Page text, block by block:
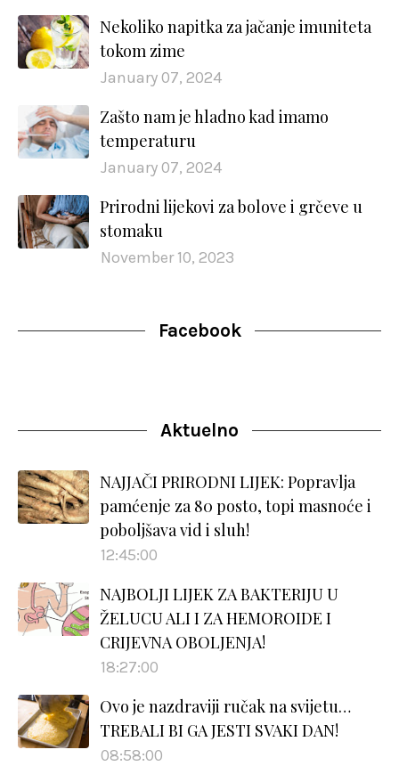
Nekoliko napitka za jačanje imuniteta
tokom zime
January 07, 2024
Zašto nam je hladno kad imamo
temperaturu
January 07, 2024
Prirodni lijekovi za bolove i grčeve u
stomaku
November 10, 2023
Facebook
Aktuelno
NAJJAČI PRIRODNI LIJEK: Popravlja
pamćenje za 80 posto, topi masnoće i
poboljšava vid i sluh!
12:45:00
NAJBOLJI LIJEK ZA BAKTERIJU U
ŽELUCU ALI I ZA HEMOROIDE I
CRIJEVNA OBOLJENJA!
18:27:00
Ovo je nazdraviji ručak na svijetu…
TREBALI BI GA JESTI SVAKI DAN!
08:58:00